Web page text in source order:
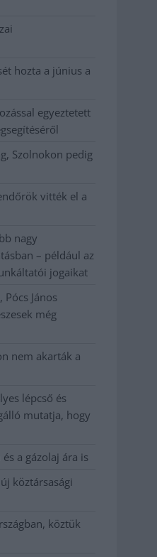
hozta a június a
egyeztetett
Szolnokon pedig
vitték el a
nagy
– például az
jogaikat
János
még
nem akarták a
lépcső és
mutatja, hogy
a gázolaj ára is
köztársasági
köztük